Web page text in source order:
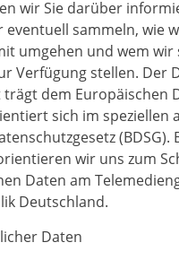
wir Sie darüber
sammeln, wie
umgehen und wem wir
Verfügung stellen. Der
dem Europäischen
sich im speziellen
(BDSG).
wir uns zum
Daten am
Deutschland.
Daten